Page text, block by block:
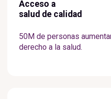
Acceso a
salud de calidad
50M de personas
derecho a la salud.